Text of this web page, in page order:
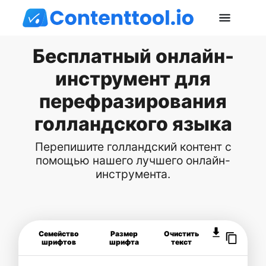
Бесплатный онлайн-
инструмент для
перефразирования
голландского языка
Перепишите голландский контент с
помощью нашего лучшего онлайн-
инструмента.
Семейство
шрифтов
Размер
шрифта
Очистить
текст